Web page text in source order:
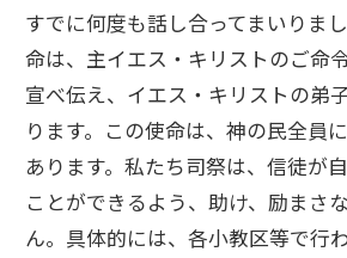
すでに何度も話し合ってまいりま
命は、主イエス・キリストのご命
宣べ伝え、イエス・キリストの弟
ります。この使命は、神の民全員
あります。私たち司祭は、信徒が
ことができるよう、助け、励まさ
ん。具体的には、各小教区等で行